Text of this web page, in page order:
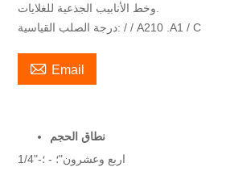
درجة الصلب القياسية: / / A210 .A1 / C
 Email
نطاق الحجم
1/4"-اربع وعشرون"؛ - ؛